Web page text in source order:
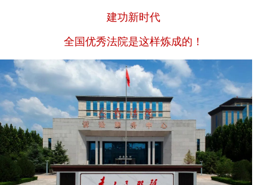
建功新时代
全国优秀法院是这样炼成的！